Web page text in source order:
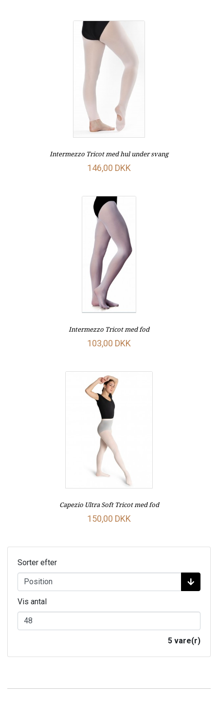
Intermezzo Tricot med hul under svang
146,00 DKK
Intermezzo Tricot med fod
103,00 DKK
Capezio Ultra Soft Tricot med fod
150,00 DKK
Sorter efter
Vis antal
5 vare(r)